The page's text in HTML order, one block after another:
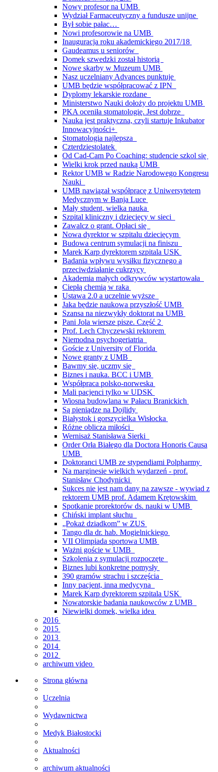
Nowy profesor na UMB
Wydział Farmaceutyczny a fundusze unijne
Był sobie pałac…
Nowi profesorowie na UMB
Inauguracja roku akademickiego 2017/18
Gaudeamus u seniorów
Domek szwedzki został historią
Nowe skarby w Muzeum UMB
Nasz uczelniany Advances punktuje
UMB będzie współpracować z IPN
Dyplomy lekarskie rozdane
Ministerstwo Nauki dołoży do projektu UMB
PKA oceniła stomatologię. Jest dobrze
Nauka jest praktyczna, czyli startuje Inkubator
Innowacyjności+
Stomatologia najlepsza
Czterdziestolatek
Od Cad-Cam Po Coaching: studencie szkol się
Wielki krok przed nauką UMB
Rektor UMB w Radzie Narodowego Kongresu
Nauki
UMB nawiązał współpracę z Uniwersytetem
Medycznym w Banja Luce
Mały student, wielka nauka
Szpital kliniczny i dziecięcy w sieci
Zawalcz o grant. Opłaci się
Nowa dyrektor w szpitalu dziecięcym
Budowa centrum symulacji na finiszu
Marek Karp dyrektorem szpitala USK
Badania wpływu wysiłku fizycznego a
przeciwdziałanie cukrzycy
Akademia małych odkrywców wystartowała
Ciepłą chemią w raka
Ustawa 2.0 a uczelnie wyższe
Jaka będzie naukowa przyszłość UMB
Szansa na niezwykły doktorat na UMB
Pani Jola wiersze pisze. Część 2
Prof. Lech Chyczewski rektorem
Niemodna psychogeriatria
Goście z University of Florida
Nowe granty z UMB
Bawmy się, uczmy się
Biznes i nauka. BCC i UMB
Współpraca polsko-norweska
Mali pacjenci tylko w UDSK
Wiosna budowlana w Pałacu Branickich
Są pieniądze na Dojlidy
Białystok i gorszycielka Wisłocka
Różne oblicza miłości
Wernisaż Stanisława Sierki
Order Orła Białego dla Doctora Honoris Causa
UMB
Doktoranci UMB ze stypendiami Polpharmy
Na marginesie wielkich wydarzeń - prof.
Stanisław Chodynicki
Sukces nie jest nam dany na zawsze - wywiad z
rektorem UMB prof. Adamem Krętowskim
Spotkanie prorektorów ds. nauki w UMB
Chiński implant słuchu
„Pokaż dziadkom” w ZUS
Tango dla dr. hab. Mogielnickiego
VII Olimpiada sportowa UMB
Ważni goście w UMB
Szkolenia z symulacji rozpoczęte
Biznes lubi konkretne pomysły
390 gramów strachu i szczęścia
Inny pacjent, inna medycyna
Marek Karp dyrektorem szpitala USK
Nowatorskie badania naukowców z UMB
Niewielki domek, wielka idea
2016
2015
2013
2014
2012
archiwum video
Strona główna
Uczelnia
Wydawnictwa
Medyk Białostocki
Aktualności
archiwum aktualności